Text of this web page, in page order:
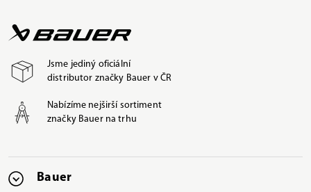
Jsme jediný oficiální
distributor značky Bauer v ČR
Nabízíme nejširší sortiment
značky Bauer na trhu
Bauer